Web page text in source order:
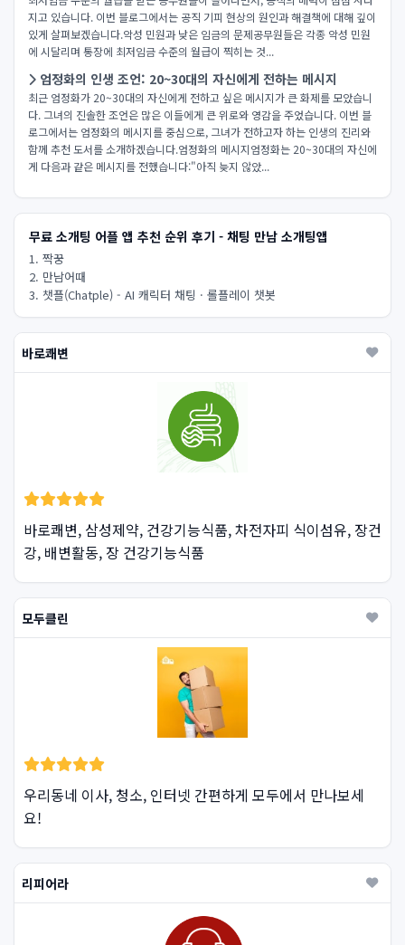
지고 있습니다. 이번 블로그에서는 공직 기피 현상의 원인과 해결책에 대해 깊이
있게 살펴보겠습니다.악성 민원과 낮은 임금의 문제공무원들은 각종 악성 민원
에 시달리며 통장에 최저임금 수준의 월급이 찍히는 것...
엄정화의 인생 조언: 20~30대의 자신에게 전하는 메시지
최근 엄정화가 20~30대의 자신에게 전하고 싶은 메시지가 큰 화제를 모았습니
다. 그녀의 진솔한 조언은 많은 이들에게 큰 위로와 영감을 주었습니다. 이번 블
로그에서는 엄정화의 메시지를 중심으로, 그녀가 전하고자 하는 인생의 진리와
함께 추천 도서를 소개하겠습니다.엄정화의 메시지엄정화는 20~30대의 자신에
게 다음과 같은 메시지를 전했습니다:"아직 늦지 않았...
무료 소개팅 어플 앱 추천 순위 후기 - 채팅 만남 소개팅앱
1. 짝꿍
2. 만남어때
3. 챗플(Chatple) - AI 캐릭터 채팅 · 롤플레이 챗봇
바로쾌변
바로쾌변, 삼성제약, 건강기능식품, 차전자피 식이섬유, 장건
강, 배변활동, 장 건강기능식품
모두클린
우리동네 이사, 청소, 인터넷 간편하게 모두에서 만나보세
요!
리피어라